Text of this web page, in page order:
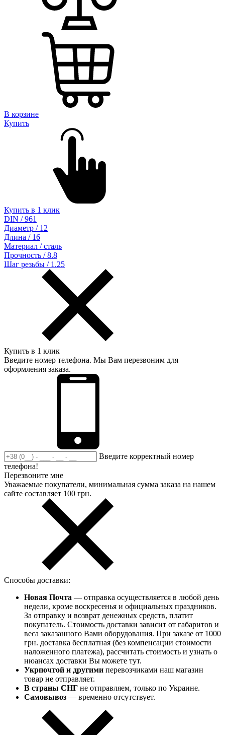
В корзине
Купить
Купить в 1 клик
DIN / 961
Диаметр / 12
Длина / 16
Материал / сталь
Прочность / 8.8
Шаг резьбы / 1.25
Купить в 1 клик
Введите номер телефона. Мы Вам перезвоним для
оформления заказа.
Введите корректный номер
телефона!
Перезвоните мне
Уважаемые покупатели, минимальная сумма заказа на нашем
сайте составляет 100 грн.
Способы доставки:
Новая Почта — отправка осуществляется в любой день
недели, кроме воскресенья и официальных праздников.
За отправку и возврат денежных средств, платит
покупатель. Стоимость доставки зависит от габаритов и
веса заказанного Вами оборудования. При заказе от 1000
грн. доставка бесплатная (без компенсации стоимости
наложенного платежа), рассчитать стоимость и узнать о
нюансах доставки Вы можете тут.
Укрпочтой и другими перевозчиками наш магазин
товар не отправляет.
В страны СНГ не отправляем, только по Украине.
Самовывоз — временно отсутствует.